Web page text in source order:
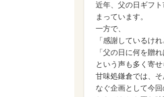
近年、父の日ギフ
まっています。
一方で、
「感謝しているけ
「父の日に何を贈
という声も多く寄せ
甘味処鎌倉では、
なぐ企画として今